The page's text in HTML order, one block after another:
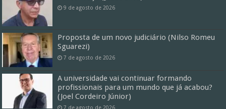
9 de agosto de 2026
Proposta de um novo judiciário (Nilso Romeu
Sguarezi)
7 de agosto de 2026
A universidade vai continuar formando
profissionais para um mundo que já acabou?
(Joel Cordeiro Júnior)
7 de agosto de 2026